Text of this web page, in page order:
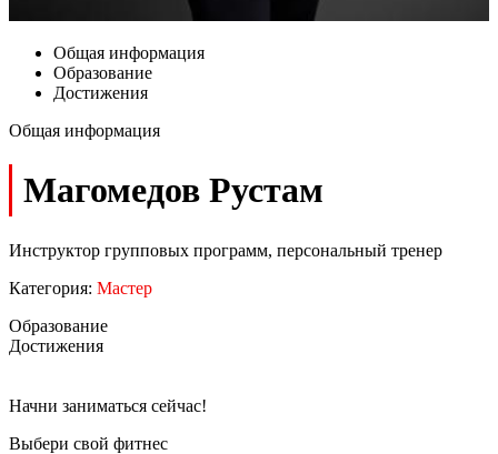
Общая информация
Образование
Достижения
Общая информация
Магомедов Рустам
Инструктор групповых программ, персональный тренер
Категория: Мастер
Образование
Достижения
Начни заниматься сейчас!
Выбери свой фитнес